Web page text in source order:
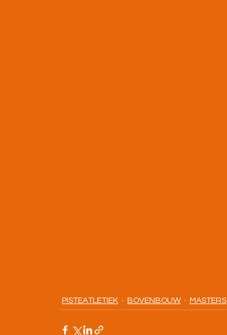
PISTEATLETIEK BOVENBOUW MASTERS